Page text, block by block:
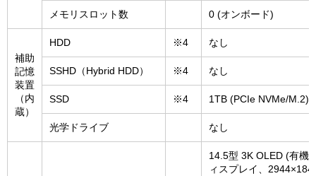
メモリスロット数 0 (オンボード)
補助
記憶
装置
（内
蔵）
HDD ※4 なし
SSHD（Hybrid HDD） ※4 なし
SSD ※4 1TB (PCIe NVMe/M.2)
光学ドライブ なし
14.5型 3K OLED (有機
ィスプレイ、